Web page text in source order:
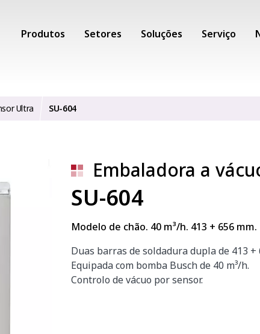
Produtos Setores Soluções Serviço
Ultra SU-604
Embaladora a
SU-604
Modelo de chão. 40 m³/h. 413 + 656 mm.
Duas barras de soldadura dupla de 413 +
Equipada com bomba Busch de 40 m³/h.
Controlo de vácuo por sensor.